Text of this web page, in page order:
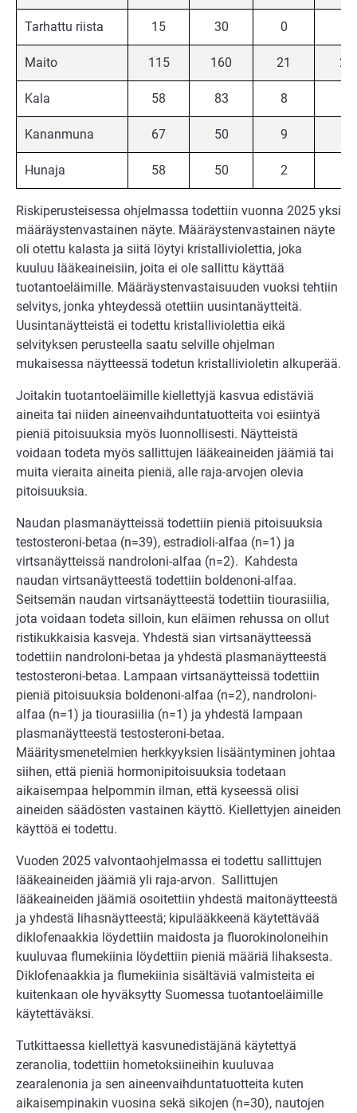
Tarhattu riista 15 30 0
Maito 115 160 21 21
Kala 58 83 8
Kananmuna 67 50 9
Hunaja 58 50 2
Riskiperusteisessa ohjelmassa todettiin vuonna 2025 yksi
määräystenvastainen näyte. Määräystenvastainen näyte
oli otettu kalasta ja siitä löytyi kristalliviolettia, joka
kuuluu lääkeaineisiin, joita ei ole sallittu käyttää
tuotantoeläimille. Määräystenvastaisuuden vuoksi tehtiin
selvitys, jonka yhteydessä otettiin uusintanäytteitä.
Uusintanäytteistä ei todettu kristalliviolettia eikä
selvityksen perusteella saatu selville ohjelman
mukaisessa näytteessä todetun kristallivioletin alkuperää.
Joitakin tuotantoeläimille kiellettyjä kasvua edistäviä
aineita tai niiden aineenvaihduntatuotteita voi esiintyä
pieniä pitoisuuksia myös luonnollisesti. Näytteistä
voidaan todeta myös sallittujen lääkeaineiden jäämiä tai
muita vieraita aineita pieniä, alle raja-arvojen olevia
pitoisuuksia.
Naudan plasmanäytteissä todettiin pieniä pitoisuuksia
testosteroni-betaa (n=39), estradioli-alfaa (n=1) ja
virtsanäytteissä nandroloni-alfaa (n=2). Kahdesta
naudan virtsanäytteestä todettiin boldenoni-alfaa.
Seitsemän naudan virtsanäytteestä todettiin tiourasiilia,
jota voidaan todeta silloin, kun eläimen rehussa on ollut
ristikukkaisia kasveja. Yhdestä sian virtsanäytteessä
todettiin nandroloni-betaa ja yhdestä plasmanäytteestä
testosteroni-betaa. Lampaan virtsanäytteissä todettiin
pieniä pitoisuuksia boldenoni-alfaa (n=2), nandroloni-
alfaa (n=1) ja tiourasiilia (n=1) ja yhdestä lampaan
plasmanäytteestä testosteroni-betaa.
Määritysmenetelmien herkkyyksien lisääntyminen johtaa
siihen, että pieniä hormonipitoisuuksia todetaan
aikaisempaa helpommin ilman, että kyseessä olisi
aineiden säädösten vastainen käyttö. Kiellettyjen aineiden
käyttöä ei todettu.
Vuoden 2025 valvontaohjelmassa ei todettu sallittujen
lääkeaineiden jäämiä yli raja-arvon. Sallittujen
lääkeaineiden jäämiä osoitettiin yhdestä maitonäytteestä
ja yhdestä lihasnäytteestä; kipulääkkeenä käytettävää
diklofenaakkia löydettiin maidosta ja fluorokinoloneihin
kuuluvaa flumekiinia löydettiin pieniä määriä lihaksesta.
Diklofenaakkia ja flumekiinia sisältäviä valmisteita ei
kuitenkaan ole hyväksytty Suomessa tuotantoeläimille
käytettäväksi.
Tutkittaessa kiellettyä kasvunedistäjänä käytettyä
zeranolia, todettiin hometoksiineihin kuuluvaa
zearalenonia ja sen aineenvaihduntatuotteita kuten
aikaisempinakin vuosina sekä sikojen (n=30), nautojen